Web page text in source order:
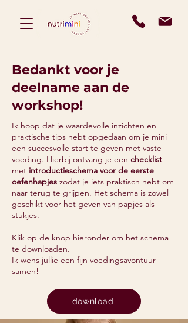
Bedankt voor je
deelname aan de
workshop!
Ik hoop dat je waardevolle inzichten en
praktische tips hebt opgedaan om je mini
een succesvolle start te geven met vaste
voeding. Hierbij ontvang je een checklist
met introductieschema voor de eerste
oefenhapjes zodat je iets praktisch hebt om
naar terug te grijpen. Het schema is zowel
geschikt voor het geven van papjes als
stukjes.
Klik op de knop hieronder om het schema
te downloaden.
Ik wens jullie een fijn voedingsavontuur
samen!
download